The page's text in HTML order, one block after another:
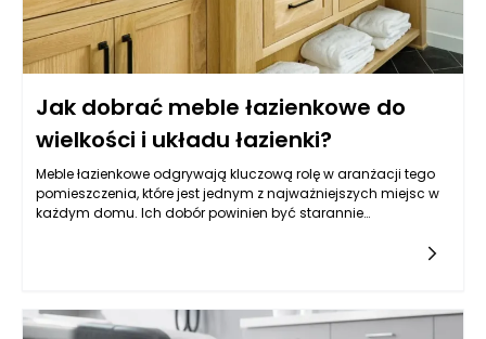
Jak dobrać meble łazienkowe do
wielkości i układu łazienki?
Meble łazienkowe odgrywają kluczową rolę w aranżacji tego
pomieszczenia, które jest jednym z najważniejszych miejsc w
każdym domu. Ich dobór powinien być starannie
„rozrysować” funkcje: gdzie odkładamy kosmetyki, gdzie
trzymamy ręczniki, czy potrzebujemy miejsca na zapas